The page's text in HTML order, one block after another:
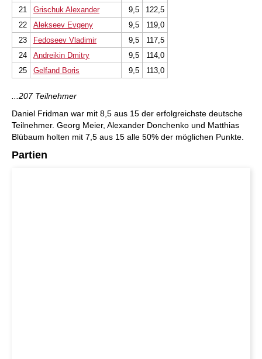
21
Grischuk Alexander 9,5
122,5
22
Alekseev Evgeny 9,5
119,0
23
Fedoseev Vladimir 9,5
117,5
24
Andreikin Dmitry 9,5
114,0
25
Gelfand Boris 9,5 113,0
...207 Teilnehmer
Daniel Fridman war mit 8,5 aus 15 der erfolgreichste deutsche
Teilnehmer. Georg Meier, Alexander Donchenko und Matthias
Blübaum holten mit 7,5 aus 15 alle 50% der möglichen Punkte.
Partien